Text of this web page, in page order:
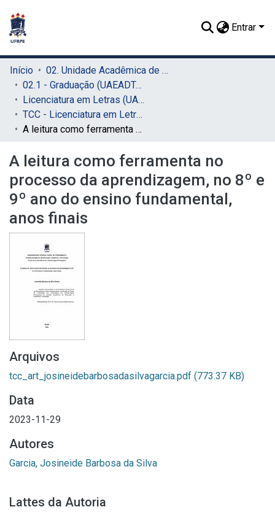
Entrar
Início
02. Unidade Acadêmica de Educação a Distância e Tecnologia (UAEADTec)
02.1 - Graduação (UAEADTec)
Licenciatura em Letras (UAEADTec)
TCC - Licenciatura em Letras (UAEADTec)
A leitura como ferramenta no processo da aprendizagem, no 8º e 9º ano do ensino fundamental, anos finais
A leitura como ferramenta no
processo da aprendizagem, no 8º e
9º ano do ensino fundamental,
anos finais
Arquivos
tcc_art_josineidebarbosadasilvagarcia.pdf (773.37 KB)
Data
2023-11-29
Autores
Garcia, Josineide Barbosa da Silva
Lattes da Autoria